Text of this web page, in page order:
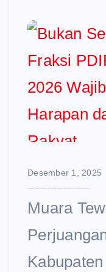
Desember 1, 2025
Muara